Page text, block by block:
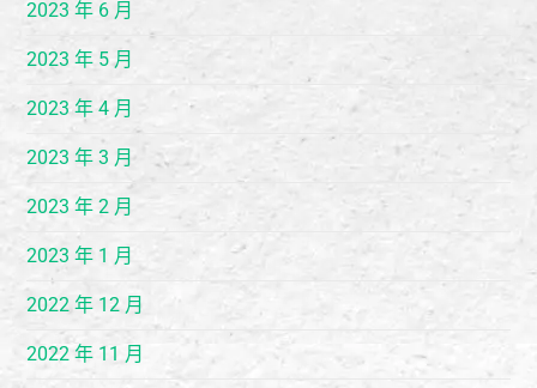
2023 年 6 月
2023 年 5 月
2023 年 4 月
2023 年 3 月
2023 年 2 月
2023 年 1 月
2022 年 12 月
2022 年 11 月